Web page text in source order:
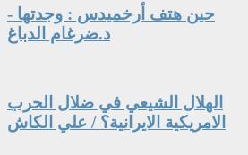
حين هتف أرخميدس : وجدتها -
د.ضرغام الدباغ
الهلال الشيعي في ضلال الحرب
الامريكية الايرانية؟ / علي الكاش